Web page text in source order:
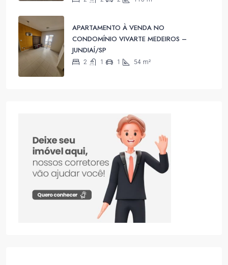
APARTAMENTO À VENDA NO
CONDOMÍNIO VIVARTE MEDEIROS –
JUNDIAÍ/SP
2 1 1 54 m²